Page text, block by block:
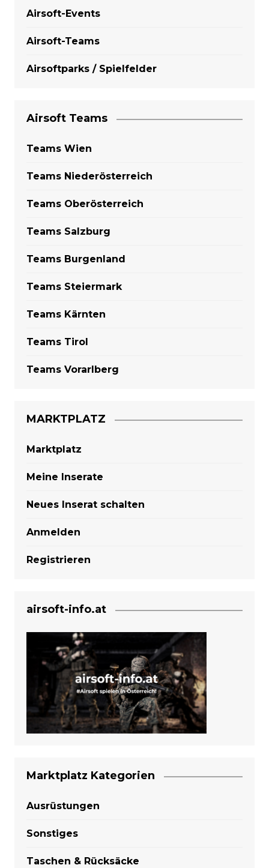
Airsoft-Events
Airsoft-Teams
Airsoftparks / Spielfelder
Airsoft Teams
Teams Wien
Teams Niederösterreich
Teams Oberösterreich
Teams Salzburg
Teams Burgenland
Teams Steiermark
Teams Kärnten
Teams Tirol
Teams Vorarlberg
MARKTPLATZ
Marktplatz
Meine Inserate
Neues Inserat schalten
Anmelden
Registrieren
airsoft-info.at
Marktplatz Kategorien
Ausrüstungen
Sonstiges
Taschen & Rücksäcke